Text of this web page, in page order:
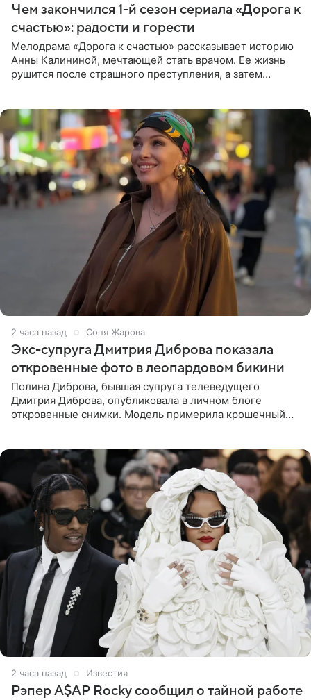
Чем закончился 1-й сезон сериала «Дорога к
счастью»: радости и горести
Мелодрама «Дорога к счастью» рассказывает историю
Анны Калининой, мечтающей стать врачом. Ее жизнь
рушится после страшного преступления, а затем
2 часа назад Соня Жарова
Экс-супруга Дмитрия Диброва показала
откровенные фото в леопардовом бикини
Полина Диброва, бывшая супруга телеведущего
Дмитрия Диброва, опубликовала в личном блоге
откровенные снимки. Модель примерила крошечный
2 часа назад Известия
Рэпер A$AP Rocky сообщил о тайной работе